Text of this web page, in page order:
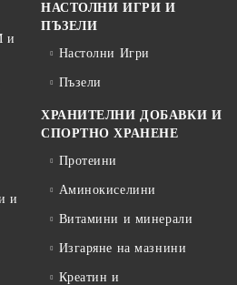
и
и
НАСТОЛНИ ИГРИ И
ПЪЗЕЛИ
Настолни Игри
Пъзели
ХРАНИТЕЛНИ ДОБАВКИ И
СПОРТНО ХРАНЕНЕ
Протеини
Аминокиселини
Витамини и минерали
Изгаряне на мазнини
Креатин и